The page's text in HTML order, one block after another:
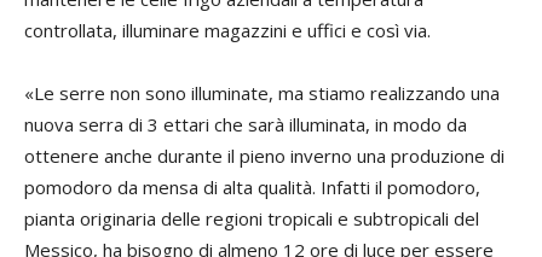
controllata, illuminare magazzini e uffici e così via.
«Le serre non sono illuminate, ma stiamo realizzando una
nuova serra di 3 ettari che sarà illuminata, in modo da
ottenere anche durante il pieno inverno una produzione di
pomodoro da mensa di alta qualità. Infatti il pomodoro,
pianta originaria delle regioni tropicali e subtropicali del
Messico, ha bisogno di almeno 12 ore di luce per essere